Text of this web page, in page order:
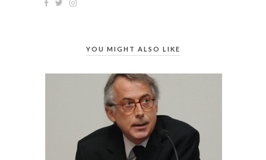
YOU MIGHT ALSO LIKE